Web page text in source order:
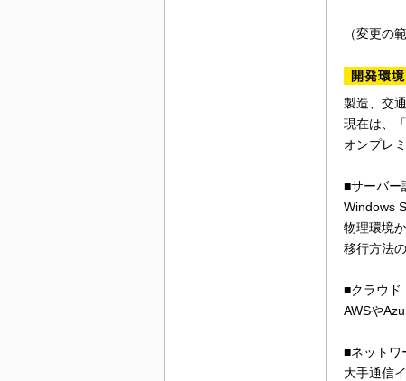
（変更の
開発環
製造、交
現在は、
オンプレ
■サーバー
Windows
物理環境
移行方法
■クラウド
AWSや
■ネットワ
大手通信